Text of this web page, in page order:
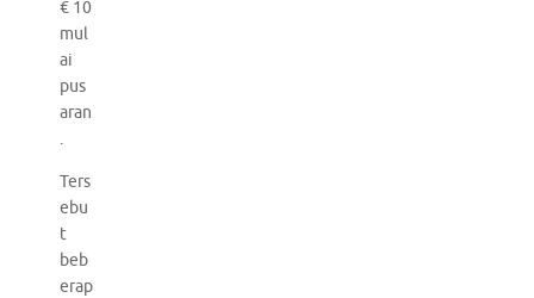
€ 10
mul
ai
pus
aran
.
Ters
ebu
t
beb
erap